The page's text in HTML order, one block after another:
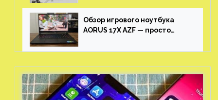
Обзор игрового ноутбука
AORUS 17X AZF — просто